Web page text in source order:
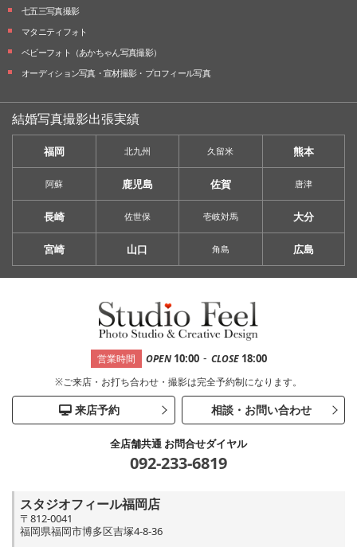
七五三写真撮影
マタニティフォト
ベビーフォト （あかちゃん写真撮影）
オーディション写真・ 宣材撮影・ プロフィール写真
結婚写真撮影出張実績
福岡 北九州 久留米 熊本
阿蘇 鹿児島 佐賀 唐津
長崎 佐世保 壱岐対馬 大分
宮崎 山口 角島 広島
営業時間 OPEN 10:00 - CLOSE 18:00
※ご来店・お打ち合わせ・撮影は完全予約制になります。
来店予約 相談・お問い合わせ
全店舗共通 お問合せダイヤル
092-233-6819
スタジオフィール福岡店
〒812-0041
福岡県福岡市博多区吉塚4-8-36